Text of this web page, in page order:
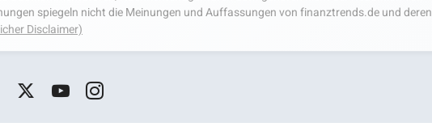
spiegeln nicht die Meinungen und Auffassungen von finanztrends.de und deren
Disclaimer)